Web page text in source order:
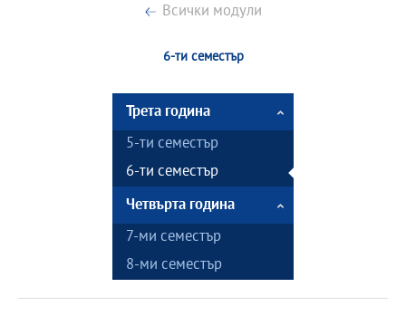
Всички модули
6-ти семестър
Трета година
5-ти семестър
6-ти семестър
Четвърта година
7-ми семестър
8-ми семестър